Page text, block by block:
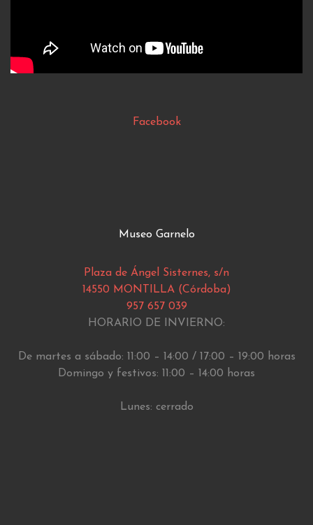
Facebook
Museo Garnelo
Plaza de Ángel Sisternes, s/n
14550 MONTILLA (Córdoba)
957 657 039
HORARIO DE INVIERNO:
De martes a sábado: 11:00 – 14:00 / 17:00 – 19:00 horas
Domingo y festivos: 11:00 – 14:00 horas
Lunes: cerrado